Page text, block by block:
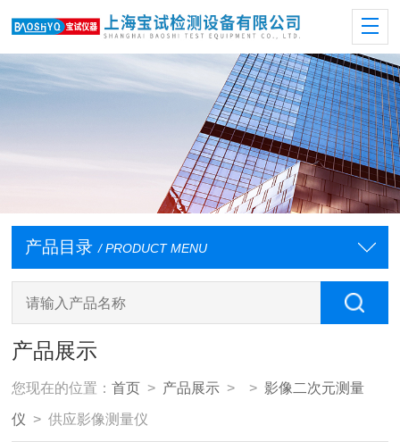
产品目录 / PRODUCT MENU
产品展示
您现在的位置：首页 > 产品展示 > >影像二次元测量
仪 > 供应影像测量仪